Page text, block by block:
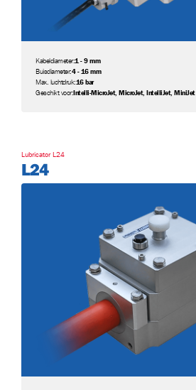
Kabeldiameter:1 - 9 mm
Buisdiameter:4 - 16 mm
Max. luchtdruk:16 bar
Geschikt voor:Intelli-MicroJet, MicroJet, IntelliJet, MiniJet
Lubricator L24
L24